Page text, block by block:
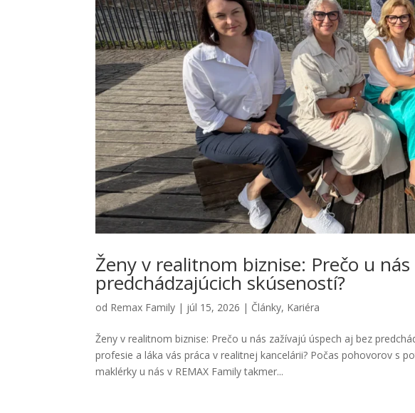
Ženy v realitnom biznise: Prečo u
predchádzajúcich skúseností?
od Remax Family | júl 15, 2026 | Články, Kariéra
Ženy v realitnom biznise: Prečo u nás zažívajú úspech aj bez
profesie a láka vás práca v realitnej kancelárii? Počas pohovorov s
maklérky u nás v REMAX Family takmer...